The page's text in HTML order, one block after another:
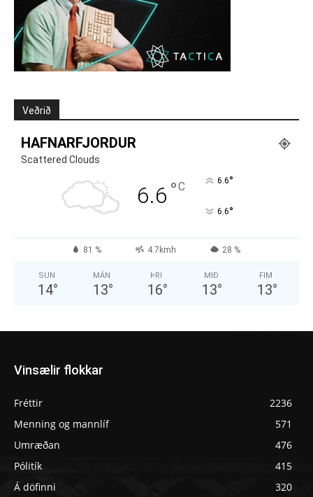
Veðrið
HAFNARFJORDUR
Scattered Clouds
6.6 °C 6.6°
6.6°
81 % 4.7kmh 28 %
SUN
14°
MÁN
13°
ÞRI
16°
MIÐ
13°
FIM
13°
Vinsælir flokkar
Fréttir
2236
Menning og mannlíf
571
Umræðan
476
Pólitík
415
Á döfinni
320